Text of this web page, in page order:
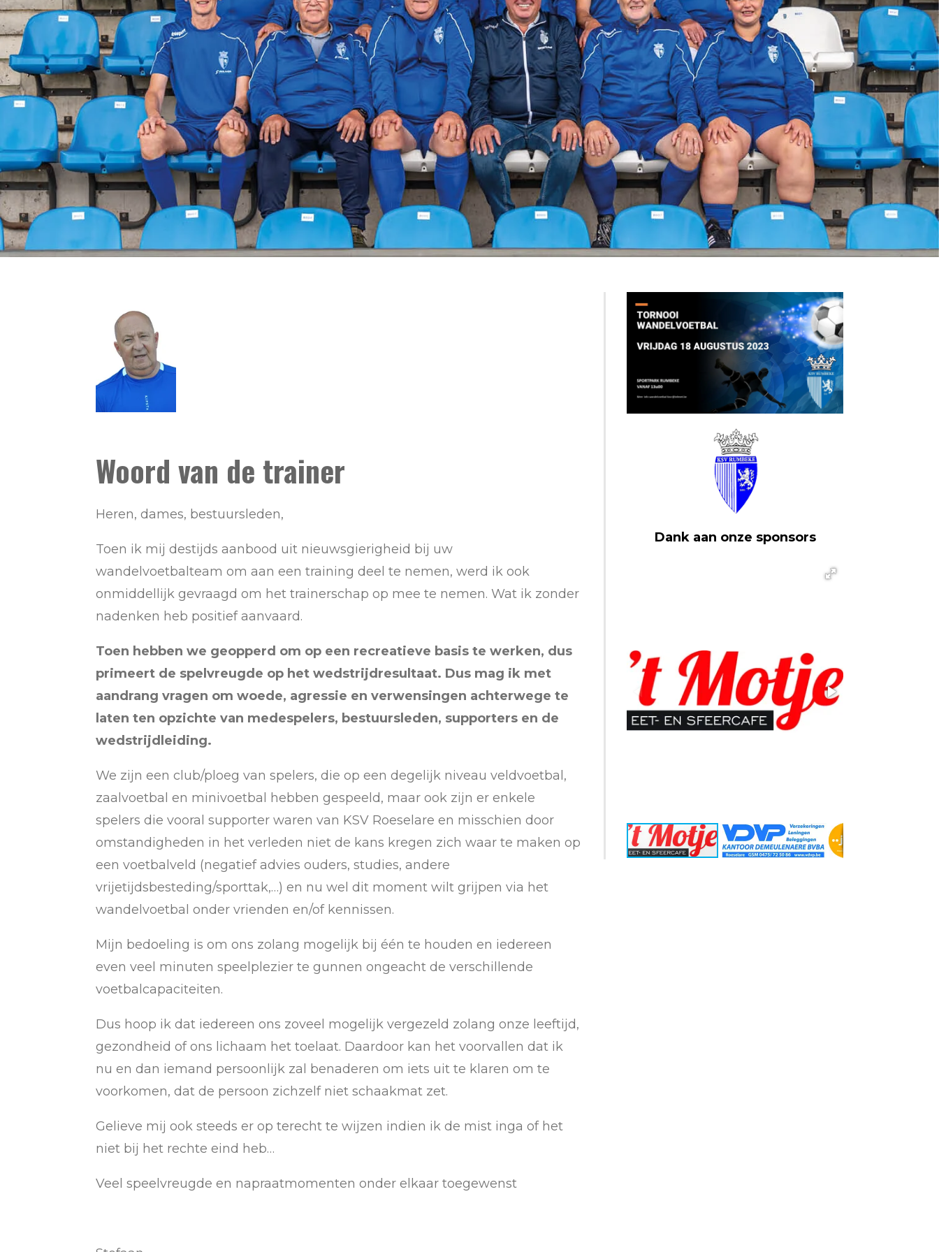
Woord van de trainer
Heren, dames, bestuursleden,
Toen ik mij destijds aanbood uit nieuwsgierigheid bij uw
wandelvoetbalteam om aan een training deel te nemen, werd ik ook
onmiddellijk gevraagd om het trainerschap op mee te nemen. Wat ik zonder
nadenken heb positief aanvaard.
Toen hebben we geopperd om op een recreatieve basis te werken, dus
primeert de spelvreugde op het wedstrijdresultaat. Dus mag ik met
aandrang vragen om woede, agressie en verwensingen achterwege te
laten ten opzichte van medespelers, bestuursleden, supporters en de
wedstrijdleiding.
We zijn een club/ploeg van spelers, die op een degelijk niveau veldvoetbal,
zaalvoetbal en minivoetbal hebben gespeeld, maar ook zijn er enkele
spelers die vooral supporter waren van KSV Roeselare en misschien door
omstandigheden in het verleden niet de kans kregen zich waar te maken op
een voetbalveld (negatief advies ouders, studies, andere
vrijetijdsbesteding/sporttak,…) en nu wel dit moment wilt grijpen via het
wandelvoetbal onder vrienden en/of kennissen.
Mijn bedoeling is om ons zolang mogelijk bij één te houden en iedereen
even veel minuten speelplezier te gunnen ongeacht de verschillende
voetbalcapaciteiten.
Dus hoop ik dat iedereen ons zoveel mogelijk vergezeld zolang onze leeftijd,
gezondheid of ons lichaam het toelaat. Daardoor kan het voorvallen dat ik
nu en dan iemand persoonlijk zal benaderen om iets uit te klaren om te
voorkomen, dat de persoon zichzelf niet schaakmat zet.
Gelieve mij ook steeds er op terecht te wijzen indien ik de mist inga of het
niet bij het rechte eind heb…
Veel speelvreugde en napraatmomenten onder elkaar toegewenst
Dank aan onze sponsors